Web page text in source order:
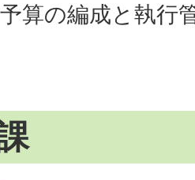
算の編成と執行